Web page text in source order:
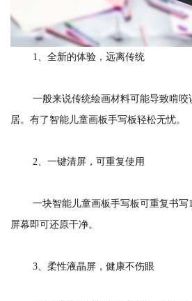
1、全新的体验，远离传统
一般来说传统绘画材料可能导致啃
居。有了智能儿童画板手写板轻松无忧。
2、一键清屏，可重复使用
一块智能儿童画板手写板可重复书写
屏幕即可还原干净。
3、柔性液晶屏，健康不伤眼